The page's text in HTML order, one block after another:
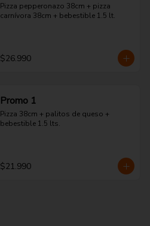
Pizza pepperonazo 38cm + pizza
carnívora 38cm + bebestible 1.5 lt.
$26.990
Promo 1
Pizza 38cm + palitos de queso +
bebestible 1.5 lts.
$21.990